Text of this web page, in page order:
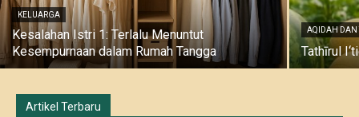
KELUARGA
Kesalahan Istri 1: Terlalu Menuntut
Kesempurnaan dalam Rumah Tangga
AQIDAH DAN
Tathīrul
Artikel Terbaru